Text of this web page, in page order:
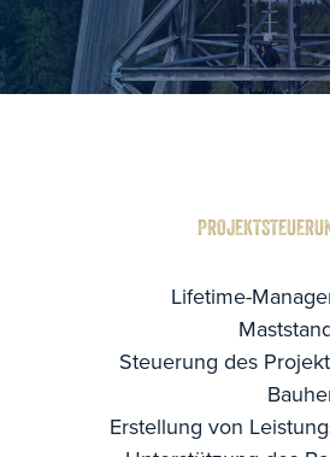
Lifetime-
Steuerung des
Erstellung von